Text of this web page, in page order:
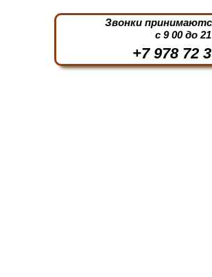
Звонки
с 9 00 до
+7 978 72